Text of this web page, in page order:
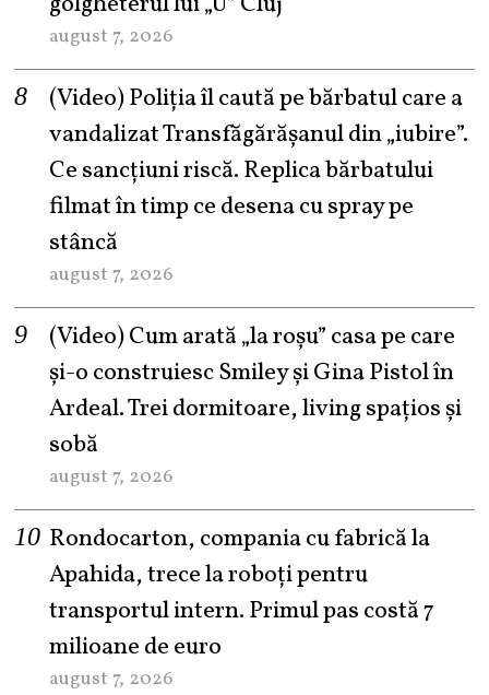
august 7, 2026
(Video) Poliția îl caută pe bărbatul care a
vandalizat Transfăgărășanul din „iubire”.
Ce sancțiuni riscă. Replica bărbatului
filmat în timp ce desena cu spray pe
stâncă
august 7, 2026
(Video) Cum arată „la roşu” casa pe care
şi-o construiesc Smiley şi Gina Pistol în
Ardeal. Trei dormitoare, living spațios și
sobă
august 7, 2026
Rondocarton, compania cu fabrică la
Apahida, trece la roboți pentru
transportul intern. Primul pas costă 7
milioane de euro
august 7, 2026